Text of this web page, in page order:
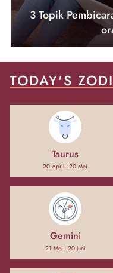
3 Topik
TODAY'S
Taurus
20 April - 20 Mei
Gemini
21 Mei - 20 Juni